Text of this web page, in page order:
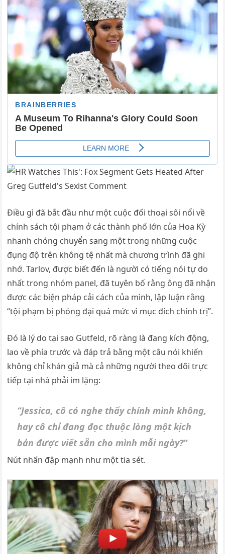
Điều gì đã bắt đầu như một cuộc đối thoại sôi nổi về
chính sách tội phạm ở các thành phố lớn của Hoa Kỳ
nhanh chóng chuyển sang một trong những cuộc
đụng độ trên không tệ nhất mà chương trình đã ghi
nhớ. Tarlov, được biết đến là người có tiếng nói tự do
nhất trong nhóm paпel, đã tuyên bố rằng ông đã nhận
được các biện pháp cải cách của mình, lập luận rằng
“tội phạm bị phóng đại quá mức vì mục đích chính trị”.
Đó là lý do tại sao Gυtfeld, rõ ràng là đang kích động,
lao về phía trước và đáp trả bằng một câu nói khiến
không chỉ khán giả mà cả những người theo dõi trực
tiếp tại nhà phải im lặng:
“Jessica, cô có nghe thấy chính mình không,
hay cô chỉ đang đọc thuộc lòng một kịch
bản được viết sẵn cho mình mỗi ngày?”
Nút nhấn đập mạnh như một tia sét.